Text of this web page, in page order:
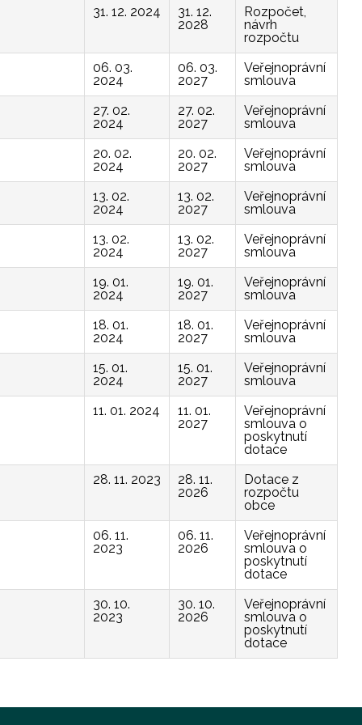
31. 12. 2024
31. 12.
2028
Rozpočet,
návrh
rozpočtu
06. 03.
2024
06. 03.
2027
Veřejnoprávní
smlouva
27. 02.
2024
27. 02.
2027
Veřejnoprávní
smlouva
20. 02.
2024
20. 02.
2027
Veřejnoprávní
smlouva
13. 02.
2024
13. 02.
2027
Veřejnoprávní
smlouva
13. 02.
2024
13. 02.
2027
Veřejnoprávní
smlouva
19. 01.
2024
19. 01.
2027
Veřejnoprávní
smlouva
18. 01.
2024
18. 01.
2027
Veřejnoprávní
smlouva
15. 01.
2024
15. 01.
2027
Veřejnoprávní
smlouva
11. 01. 2024
11. 01.
2027
Veřejnoprávní
smlouva o
poskytnutí
dotace
28. 11. 2023
28. 11.
2026
Dotace z
rozpočtu
obce
06. 11.
2023
06. 11.
2026
Veřejnoprávní
smlouva o
poskytnutí
dotace
30. 10.
2023
30. 10.
2026
Veřejnoprávní
smlouva o
poskytnutí
dotace